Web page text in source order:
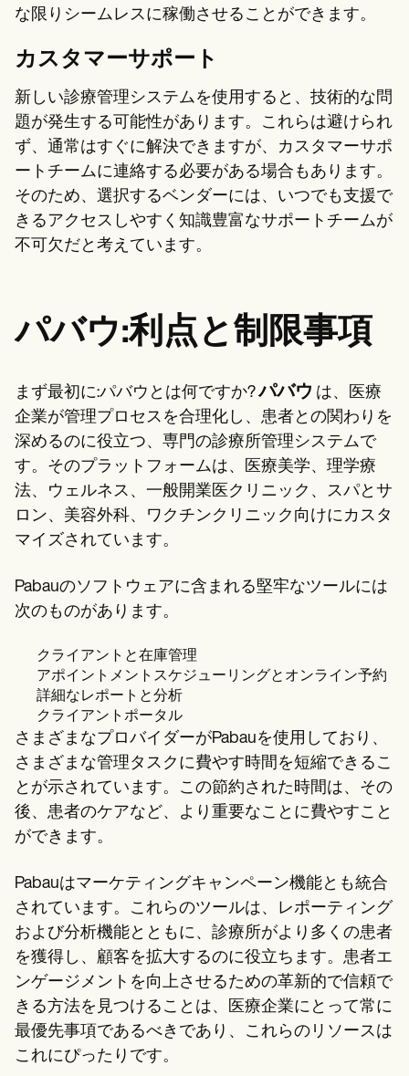
な限りシームレスに稼働させることができます。
カスタマーサポート
新しい診療管理システムを使用すると、技術的な問
題が発生する可能性があります。これらは避けられ
ず、通常はすぐに解決できますが、カスタマーサポ
ートチームに連絡する必要がある場合もあります。
そのため、選択するベンダーには、いつでも支援で
きるアクセスしやすく知識豊富なサポートチームが
不可欠だと考えています。
パバウ:利点と制限事項
まず最初に:パバウとは何ですか?パバウ は、医療
企業が管理プロセスを合理化し、患者との関わりを
深めるのに役立つ、専門の診療所管理システムで
す。そのプラットフォームは、医療美学、理学療
法、ウェルネス、一般開業医クリニック、スパとサ
ロン、美容外科、ワクチンクリニック向けにカスタ
マイズされています。
Pabauのソフトウェアに含まれる堅牢なツールには
次のものがあります。
クライアントと在庫管理
アポイントメントスケジューリングとオンライン予約
詳細なレポートと分析
クライアントポータル
さまざまなプロバイダーがPabauを使用しており、
さまざまな管理タスクに費やす時間を短縮できるこ
とが示されています。この節約された時間は、その
後、患者のケアなど、より重要なことに費やすこと
ができます。
Pabauはマーケティングキャンペーン機能とも統合
されています。これらのツールは、レポーティング
および分析機能とともに、診療所がより多くの患者
を獲得し、顧客を拡大するのに役立ちます。患者エ
ンゲージメントを向上させるための革新的で信頼で
きる方法を見つけることは、医療企業にとって常に
最優先事項であるべきであり、これらのリソースは
これにぴったりです。